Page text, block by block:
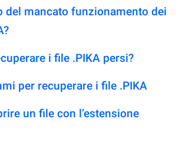
del mancato funzionamento dei
i file .PIKA persi?
per recuperare i file .PIKA
un file con l’estensione